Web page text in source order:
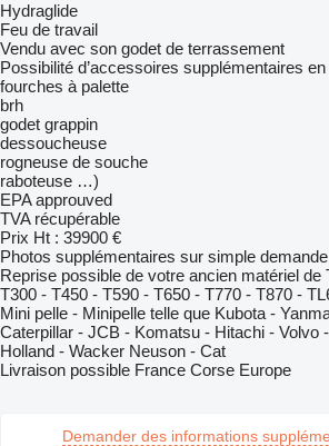
Hydraglide
Feu de travail
Vendu avec son godet de terrassement
Possibilité d’accessoires supplémentaires
fourches à palette
brh
godet grappin
dessoucheuse
rogneuse de souche
raboteuse …)
EPA approuved
TVA récupérable
Prix Ht : 39900 €
Photos supplémentaires sur simple demande
Reprise possible de votre ancien matériel de
T300 - T450 - T590 - T650 - T770 - T870 -
Mini pelle - Minipelle telle que Kubota -
Caterpillar - JCB - Komatsu - Hitachi - Volvo
Holland - Wacker Neuson - Cat
Livraison possible France Corse Europe
Demander des informations